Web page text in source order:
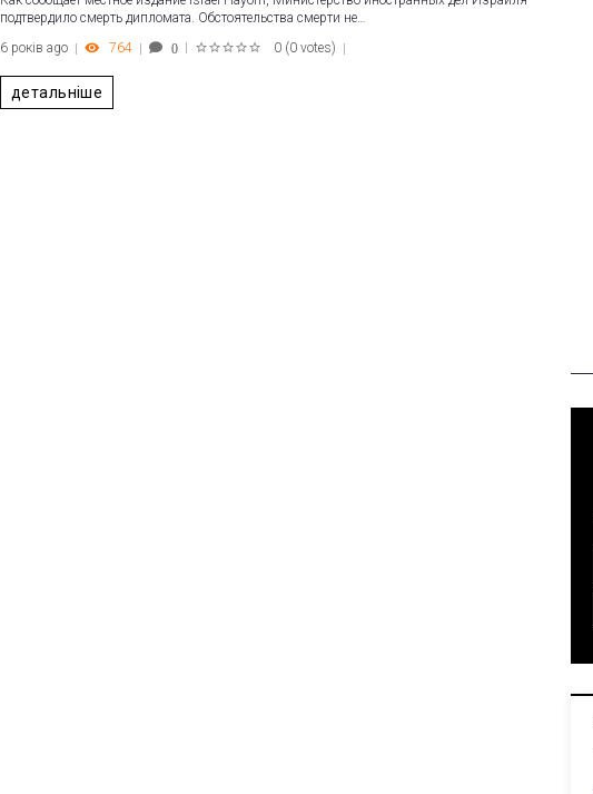
подтвердило смерть дипломата. Обстоятельства смерти не…
6 років ago
764 0 0 (0 votes)
детальніше